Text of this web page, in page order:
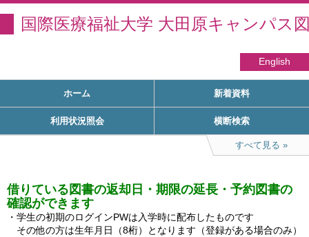
国際医療福祉大学 大田原キャンパス
English
ホーム 新着資料
利用状況照会 横断検索
すべて見る
借りている図書の返却日・期限の延長・予約図書の
確認ができます
・学生の初期のログインPWは入学時に配布したものです
その他の方は生年月日（8桁）となります（登録がある場合のみ）